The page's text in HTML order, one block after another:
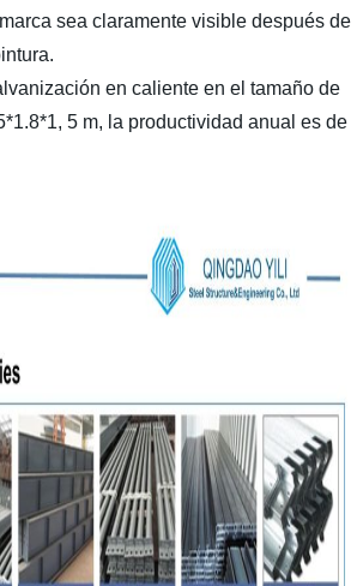
sea claramente visible después de
en caliente en el tamaño de
5 m, la productividad anual es de